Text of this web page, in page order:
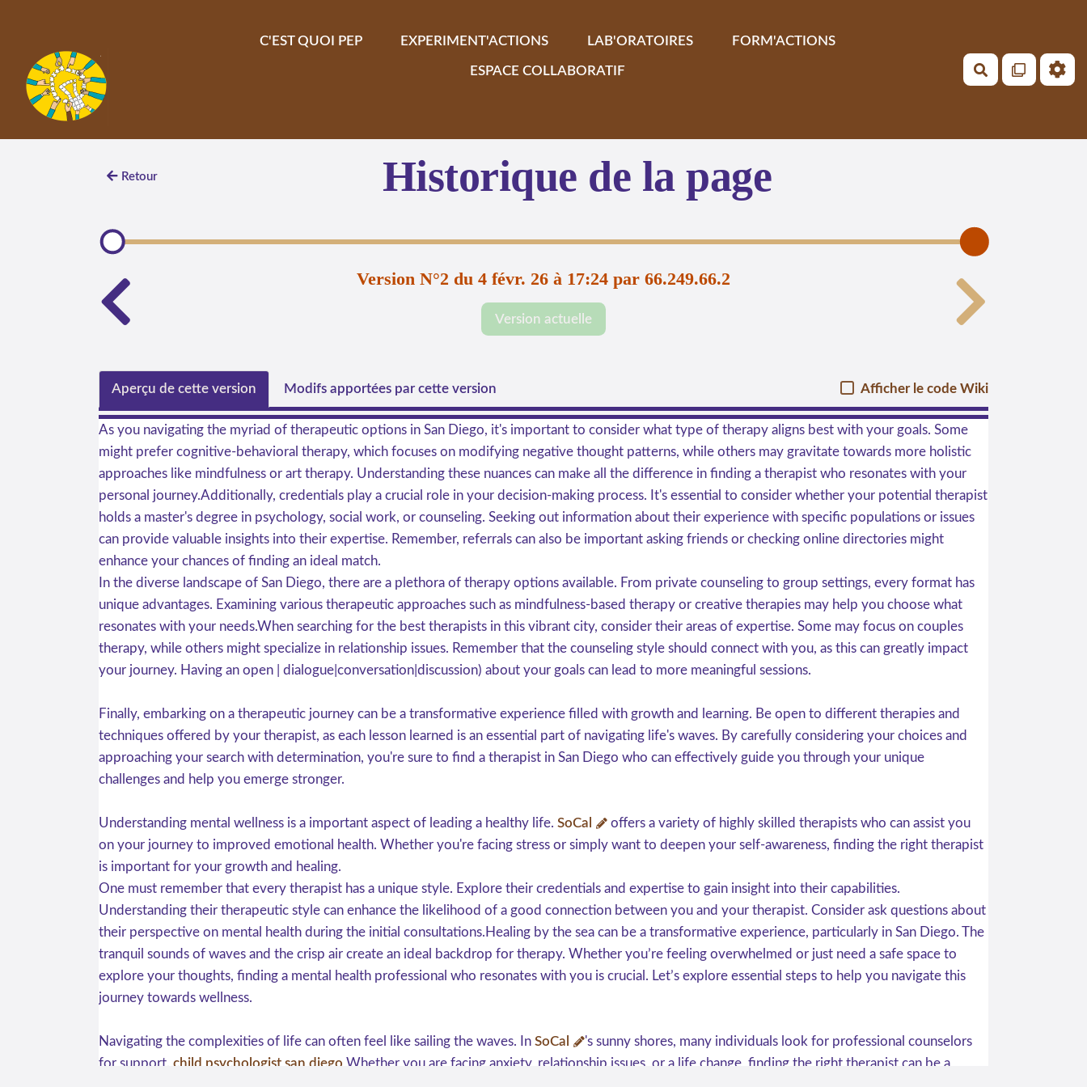
C'EST QUOI PEP
EXPERIMENT'ACTIONS LAB'ORATOIRES FORM'ACTIONS
ESPACE COLLABORATIF Rechercher
Retour Historique de la page
Version N°2 du 4 févr. 26 à 17:24 par 66.249.66.2
Version actuelle
Aperçu de cette version Modifs apportées par cette version Afficher le code Wiki